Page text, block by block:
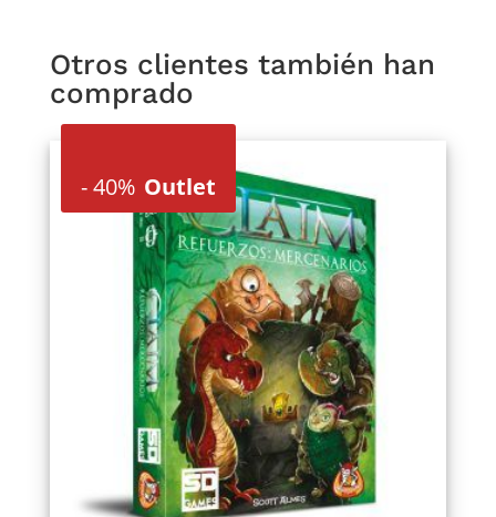
Otros clientes también han
comprado
-40% Outlet